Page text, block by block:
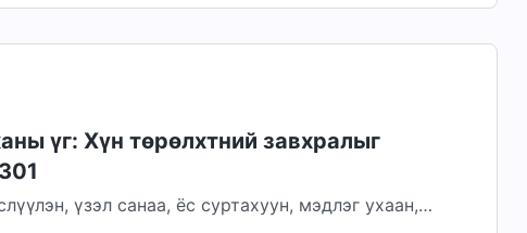
үг: Хүн төрөлхтний завхралыг
үзэл санаа, ёс суртахуун, мэдлэг ухаан,